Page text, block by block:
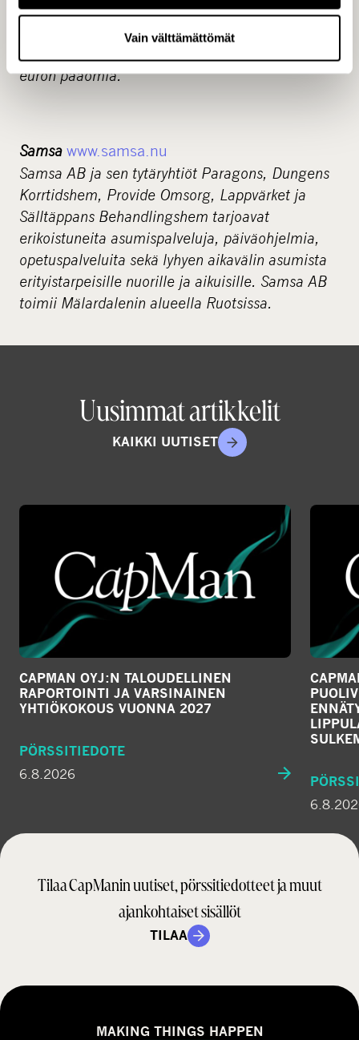
Vain välttämättömät
että ulkoisille asiakkaille. Palveluksessamme on
noin 100 pääomasijoittamisen ammattilaista ja
euron pääomia.
Samsa www.samsa.nu
Samsa AB ja sen tytäryhtiöt Paragons, Dungens
Korrtidshem, Provide Omsorg, Lappvärket ja
Sälltäppans Behandlingshem tarjoavat
erikoistuneita asumispalveluja, päiväohjelmia,
opetuspalveluita sekä lyhyen aikavälin asumista
erityistarpeisille nuorille ja aikuisille. Samsa AB
toimii Mälardalenin alueella Ruotsissa.
Uusimmat artikkelit
KAIKKI UUTISET
CAPMAN OYJ:N TALOUDELLINEN
RAPORTOINTI JA VARSINAINEN
YHTIÖKOKOUS VUONNA 2027
PÖRSSITIEDOTE
6.8.2026
Tilaa CapManin uutiset, pörssitiedotteet ja muut
ajankohtaiset sisällöt
TILAA
MAKING THINGS HAPPEN